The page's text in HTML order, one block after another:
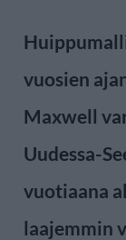
vuosien
Maxwell
Uudessa-
vuotiaana
laajemmin